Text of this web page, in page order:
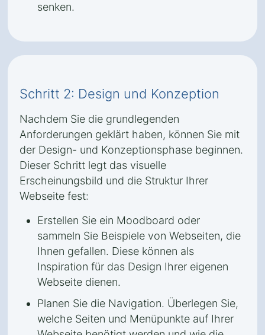
senken.
Schritt 2: Design und Konzeption
Nachdem Sie die grundlegenden
Anforderungen geklärt haben, können Sie mit
der Design- und Konzeptionsphase beginnen.
Dieser Schritt legt das visuelle
Erscheinungsbild und die Struktur Ihrer
Webseite fest:
Erstellen Sie ein Moodboard oder
sammeln Sie Beispiele von Webseiten, die
Ihnen gefallen. Diese können als
Inspiration für das Design Ihrer eigenen
Webseite dienen.
Planen Sie die Navigation. Überlegen Sie,
welche Seiten und Menüpunkte auf Ihrer